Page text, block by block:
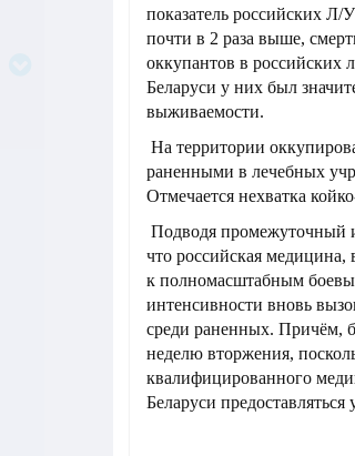
показатель российских
почти в 2 раза выше,
оккупантов в российских
Беларуси у них был
выживаемости.
На территории
раненными в лечебных
Отмечается нехватка
Подводя промежуточный
что российская медицина,
к полномасштабным
интенсивности вновь
среди раненных. Причём,
неделю вторжения,
квалифицированного
Беларуси предоставляться